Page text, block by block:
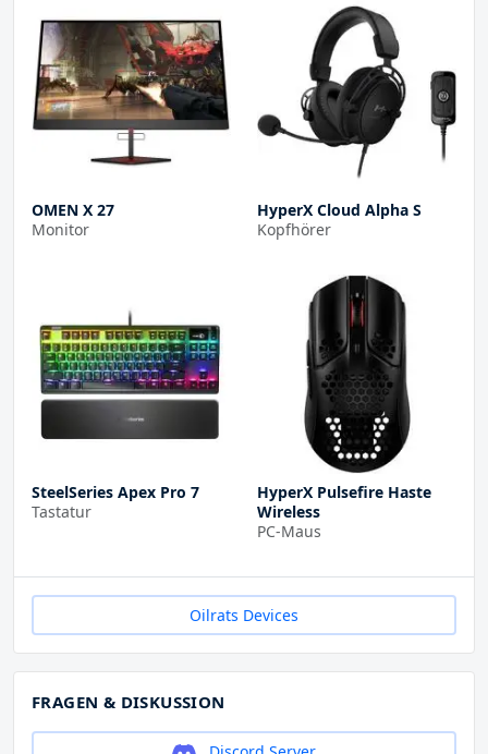
OMEN X 27
Monitor
HyperX Cloud Alpha S
Kopfhörer
SteelSeries Apex Pro 7
Tastatur
HyperX Pulsefire Haste
Wireless
PC-Maus
Oilrats Devices
FRAGEN & DISKUSSION